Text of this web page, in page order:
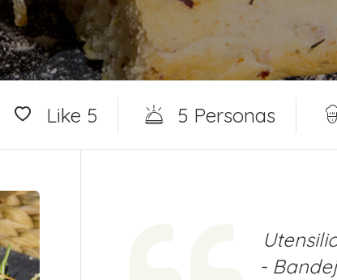
Like 5 5 Personas
-